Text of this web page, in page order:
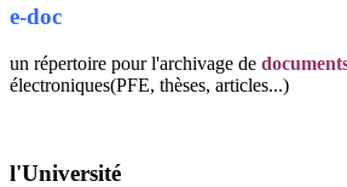
e-doc
un répertoire pour l'archivage de
électroniques(PFE, thèses, articles...)
l'Université